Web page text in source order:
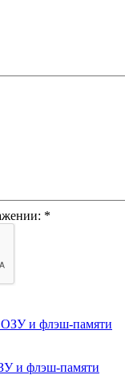
*
и флэш-памяти